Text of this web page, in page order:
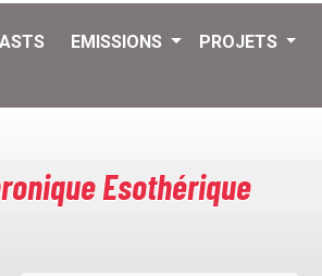
EMISSIONS PROJETS
Esothérique